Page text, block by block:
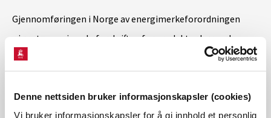
Denne nettsiden bruker informasjonskapsler (cookies)
Vi bruker informasjonskapsler for å gi innhold et personlig
Gjennomføringen i Norge av energimerkeforordningen
gjør at energimerkeforskriften for produkter bør endres.
NVE vil sende forslag til forskriftsendringer på høring i nær
energimerkeforordningen vil gjelde som norsk lov fra 1.
oktober, uavhengig av denne høringen.